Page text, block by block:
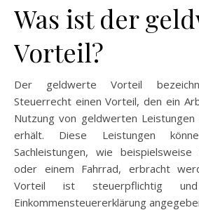
Was ist der
Vorteil?
Der geldwerte Vorteil
Steuerrecht einen Vorteil, den ein
Nutzung von geldwerten
erhält. Diese Leistungen
Sachleistungen, wie
oder einem Fahrrad, erbracht
Vorteil ist steuerpflichtig
Einkommensteuererklärung